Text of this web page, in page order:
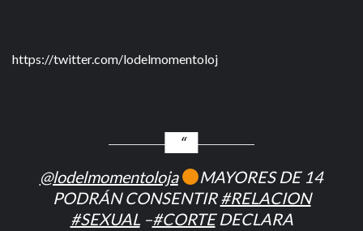
https://twitter.com/lodelmomentoloj
@lodelmomentoloja
MAYORES DE 14
PODRÁN CONSENTIR#RELACION
#SEXUAL –#CORTEDECLARA